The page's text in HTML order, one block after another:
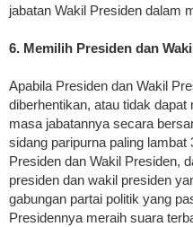
jabatan Wakil Presiden dalam
6. Memilih Presiden dan
Apabila Presiden dan Wakil
diberhentikan, atau tidak
masa jabatannya secara
sidang paripurna paling
Presiden dan Wakil Presiden,
presiden dan wakil presiden
gabungan partai politik yang
Presidennya meraih suara